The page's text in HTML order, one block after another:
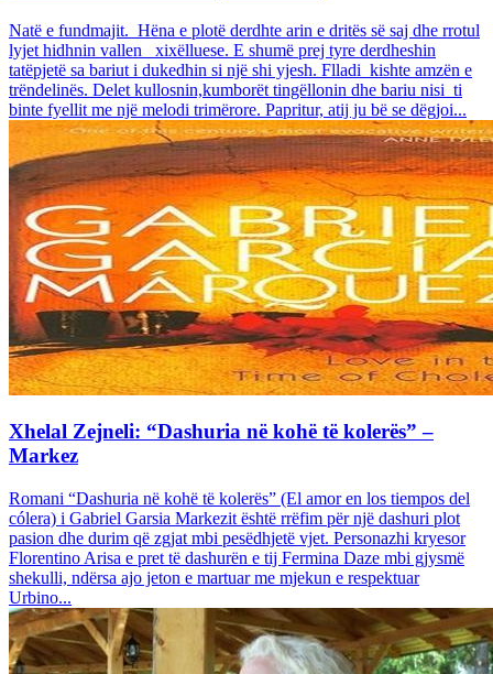
Natë e fundmajit. Hëna e plotë derdhte arin e dritës së saj dhe rrotul
lyjet hidhnin vallen xixëlluese. E shumë prej tyre derdheshin
tatëpjetë sa bariut i dukedhin si një shi yjesh. Flladi kishte amzën e
trëndelinës. Delet kullosnin,kumborët tingëllonin dhe bariu nisi ti
binte fyellit me një melodi trimërore. Papritur, atij ju bë se dëgjoi...
Xhelal Zejneli: “Dashuria në kohë të kolerës” –
Markez
Romani “Dashuria në kohë të kolerës” (El amor en los tiempos del
cólera) i Gabriel Garsia Markezit është rrëfim për një dashuri plot
pasion dhe durim që zgjat mbi pesëdhjetë vjet. Personazhi kryesor
Florentino Arisa e pret të dashurën e tij Fermina Daze mbi gjysmë
shekulli, ndërsa ajo jeton e martuar me mjekun e respektuar
Urbino...